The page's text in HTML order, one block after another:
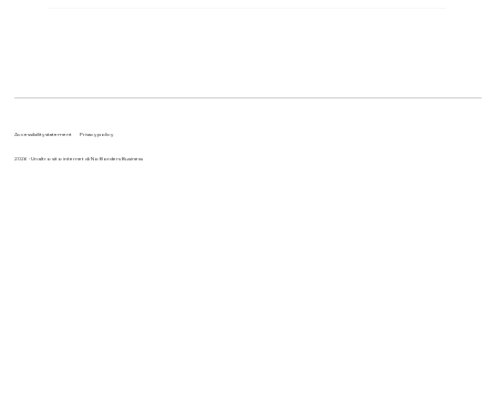
2026 - Un altro sito internet di No Borders Business
Accessibility statement Privacy policy